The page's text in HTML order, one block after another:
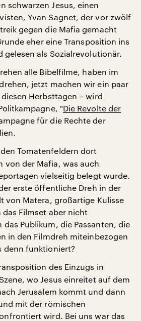
schwarzen Jesus, einen
Yvan Sagnet, der vor zwölf
gegen die Mafia gemacht
eher eine Transposition ins
gelesen als Sozialrevolutionär.
alle Bibelfilme, haben im
jetzt machen wir ein paar
Herbsttagen – wird
"Die Revolte der
für die Rechte der
Tomatenfeldern dort
von der Mafia, was auch
vielseitig belegt wurde.
erste öffentliche Dreh in der
von Matera, großartige Kulisse
Filmset aber nicht
Publikum, die Passanten, die
in den Filmdreh miteinbezogen
denn funktioniert?
des Einzugs in
wo Jesus einreitet auf dem
Jerusalem kommt und dann
mit der römischen
wird. Bei uns war das